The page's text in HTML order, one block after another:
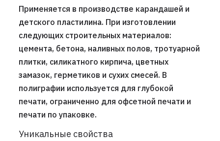
Применяется в производстве карандашей и
детского пластилина. При изготовлении
следующих строительных материалов:
цемента, бетона, наливных полов, тротуарной
плитки, силикатного кирпича, цветных
замазок, герметиков и сухих смесей. В
полиграфии используется для глубокой
печати, ограниченно для офсетной печати и
печати по упаковке.
Уникальные свойства